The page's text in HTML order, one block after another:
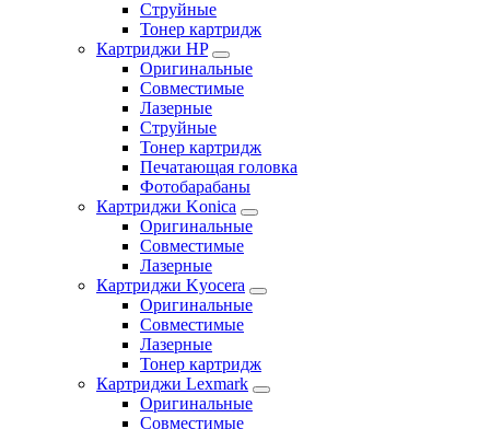
Струйные
Тонер картридж
Картриджи HP
Оригинальные
Совместимые
Лазерные
Струйные
Тонер картридж
Печатающая головка
Фотобарабаны
Картриджи Konica
Оригинальные
Совместимые
Лазерные
Картриджи Kyocera
Оригинальные
Совместимые
Лазерные
Тонер картридж
Картриджи Lexmark
Оригинальные
Совместимые